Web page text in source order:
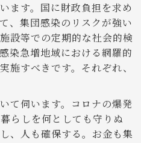
ます。国に財政負担を求め
、集団感染のリスクが強い
設等での定期的な社会的検
染急増地域における網羅的
施すべきです。それぞれ、
めます。
て伺います。コロナの爆発
らしを何としても守りぬ
、人も確保する。お金も集